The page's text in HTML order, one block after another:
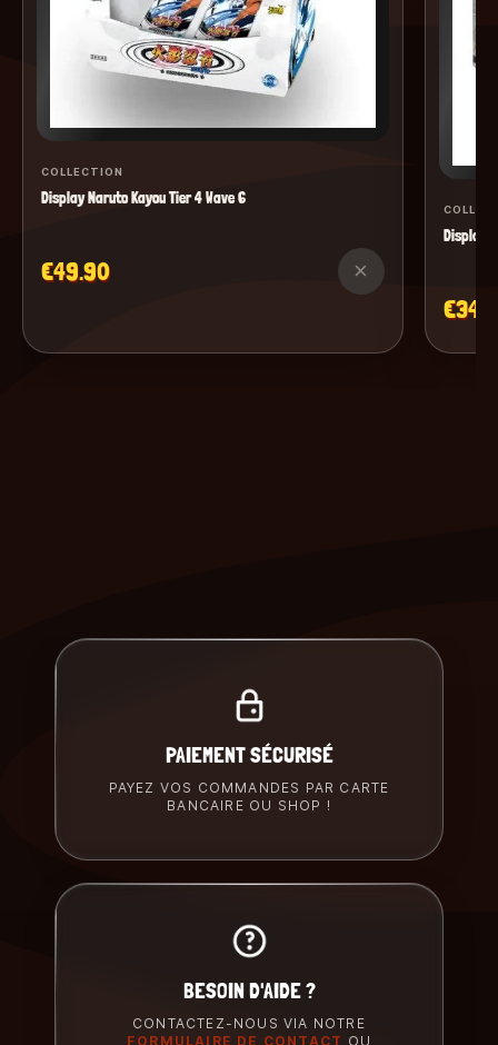
COLLECTION
Display Naruto Kayou Tier 4 Wave 6
€49.90 ×
Display
PAIEMENT SÉCURISÉ
PAYEZ VOS COMMANDES PAR CARTE
BANCAIRE OU SHOP !
BESOIN D'AIDE ?
CONTACTEZ-NOUS VIA NOTRE
FORMULAIRE DE CONTACT OU